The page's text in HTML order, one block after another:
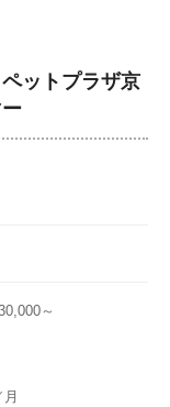
ットプラザ京
～